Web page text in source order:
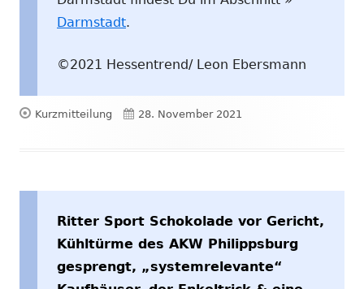
Darmstadt.
©2021 Hessentrend/ Leon Ebersmann
Format
Kurzmitteilung Veröffentlicht
28. November 2021
Ritter Sport Schokolade vor Gericht,
Kühltürme des AKW Philippsburg
gesprengt, „systemrelevante“